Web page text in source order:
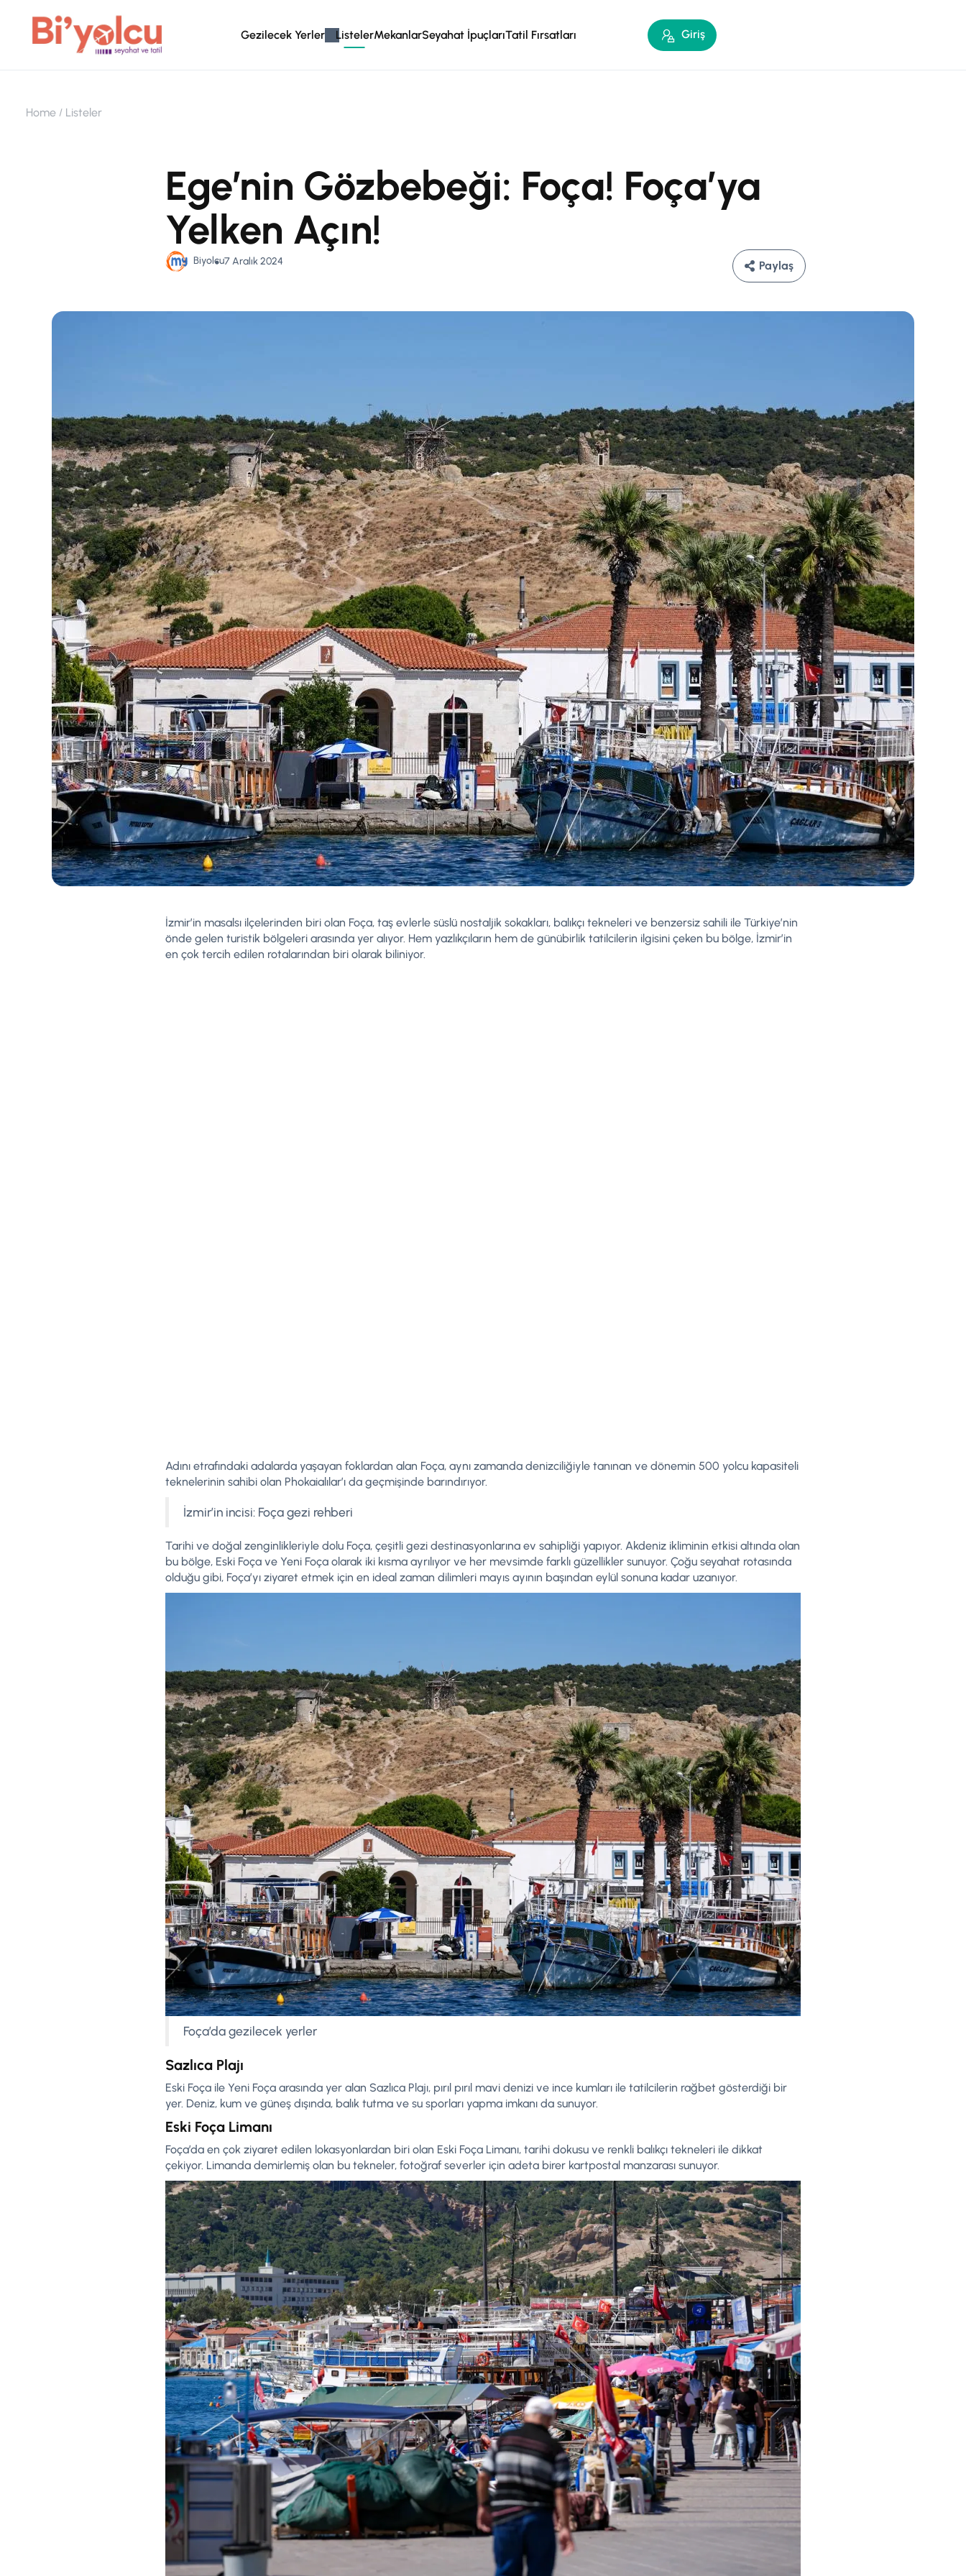
Gezilecek Yerler ListelerMekanlarSeyahat İpuçlarıTatil Fırsatları Giriş
Home Listeler
Ege’nin Gözbebeği: Foça! Foça’ya
Yelken Açın!
Biyolcu7 Aralık 2024 Paylaş
İzmir’in masalsı ilçelerinden biri olan Foça, taş evlerle süslü nostaljik sokakları, balıkçı tekneleri ve benzersiz sahili ile Türkiye’nin
önde gelen turistik bölgeleri arasında yer alıyor. Hem yazlıkçıların hem de günübirlik tatilcilerin ilgisini çeken bu bölge, İzmir’in
en çok tercih edilen rotalarından biri olarak biliniyor.
Adını etrafındaki adalarda yaşayan foklardan alan Foça, aynı zamanda denizciliğiyle tanınan ve dönemin 500 yolcu kapasiteli
teknelerinin sahibi olan Phokaialılar’ı da geçmişinde barındırıyor.
İzmir’in incisi: Foça gezi rehberi
Tarihi ve doğal zenginlikleriyle dolu Foça, çeşitli gezi destinasyonlarına ev sahipliği yapıyor. Akdeniz ikliminin etkisi altında olan
bu bölge, Eski Foça ve Yeni Foça olarak iki kısma ayrılıyor ve her mevsimde farklı güzellikler sunuyor. Çoğu seyahat rotasında
olduğu gibi, Foça’yı ziyaret etmek için en ideal zaman dilimleri mayıs ayının başından eylül sonuna kadar uzanıyor.
Foça’da gezilecek yerler
Sazlıca Plajı
Eski Foça ile Yeni Foça arasında yer alan Sazlıca Plajı, pırıl pırıl mavi denizi ve ince kumları ile tatilcilerin rağbet gösterdiği bir
yer. Deniz, kum ve güneş dışında, balık tutma ve su sporları yapma imkanı da sunuyor.
Eski Foça Limanı
Foça’da en çok ziyaret edilen lokasyonlardan biri olan Eski Foça Limanı, tarihi dokusu ve renkli balıkçı tekneleri ile dikkat
çekiyor. Limanda demirlemiş olan bu tekneler, fotoğraf severler için adeta birer kartpostal manzarası sunuyor.